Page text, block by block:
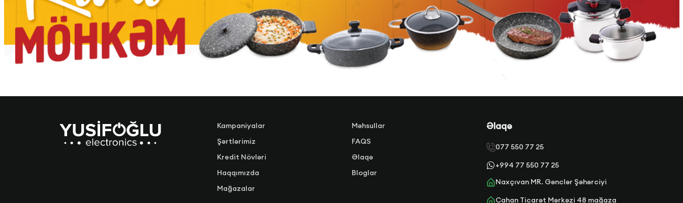
Kampaniyalar
Şərtlərimiz
Kredit Növləri
Haqqımızda
Mağazalar
Məhsullar
FAQS
Əlaqə
Bloglar
Əlaqə
077 550 77 25
+994 77 550 77 25
Naxçıvan MR. Gənclər Şəhərciyi
Cahan Ticarət Mərkəzi 48 mağaza